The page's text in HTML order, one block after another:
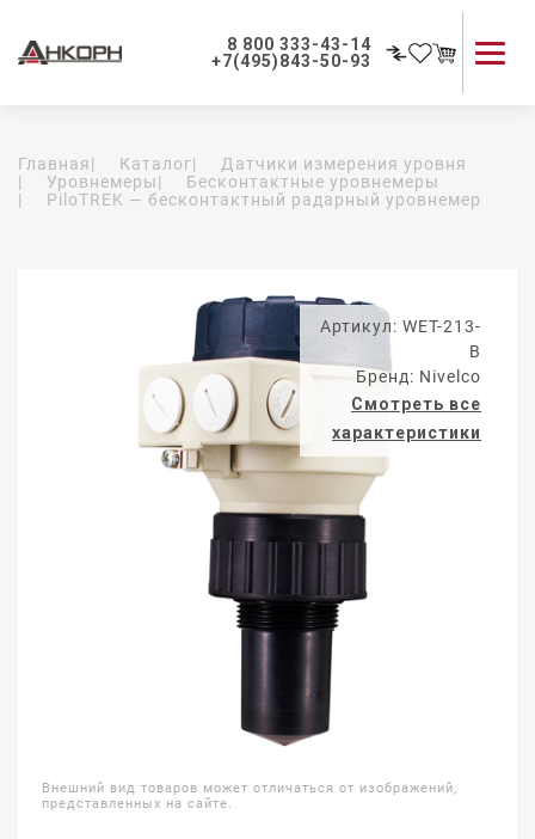
8 800 333-43-14
+7(495)843-50-93
Применение приборов
Как мы работаем
Главная| Каталог|
Датчики измерения уровня
|
Уровнемеры|
Бесконтактные уровнемеры
|
PiloTREK — бесконтактный радарный уровнемер
Артикул: WET-213-
B
Бренд: Nivelco
Смотреть все
характеристики
Внешний вид товаров может отличаться от изображений,
представленных на сайте.